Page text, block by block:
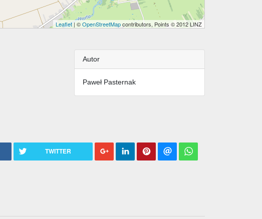
Leaflet | ©OpenStreetMapcontributors, Points © 2012 LINZ
Autor
Paweł Pasternak
TWITTER